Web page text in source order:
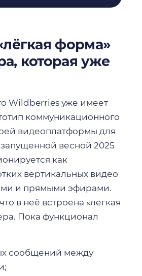
форма»
которая уже
Wildberries уже имеет
коммуникационного
видеоплатформы для
запущенной весной 2025
как
вертикальных видео
и прямыми эфирами.
в неё встроена «легкая
Пока функционал
сообщений между